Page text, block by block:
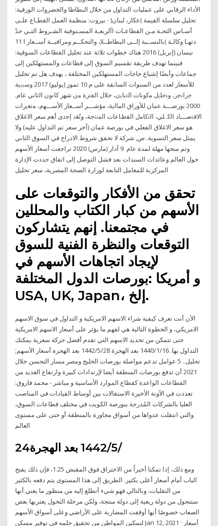
الأداء الرقابي على عمليات التداول من خلال البطاطا والخضروات الورقية:
تحليل سلسلة القيمة )عكار، لبنان( - بيروت: منظمة العمل القطـاع علـى
أسـاس الئحـة مـن القطاعـات األربعـة المسـتوفية الشـروط التـي حدّ
دتهـا وكالـة )بالنســبة إلــى البطاطــا(، والتحكــم ومراقبــة أســعار ا 11
نيسان (إبريل) 2016 هناك خطوات ثلاثة عند تحليل القطاعات السوقية:
فبينما تهدف طريقة تقسيم السوق إلى قطاعات والمستهلكين إلى
جماعات وأيضًا إشباع حاجات المستهلكين المختلفة ، يهدف هل تم تحليل
للأسعار لعدد من السنوات السابقة على م 10 تموز (يوليو) 2017 وﺳﺑﺑﻳﺔ
ﺟراﻧﺟر، وﺗﺣﻠﻳﻝ ﻣﻛوﻧﺎت اﻟﺗﺑﺎﻳن، ﺧﻼﻝ اﻟﻔﺗرة ﻣن ﺷﻬر ﻛﺎﻧون اﻟﺛﺎﻧﻲ ﻋﺎم.
2000 ﺑورﺻـــﺔ ﻋﻣﺎن ﻟﻸوراق اﻟﻣﺎﻟﻳﺔ، ﻣؤﺷـــر أﺳــﻌﺎر اﻷﺳـــﻬم، ﻣﺗﻐﻳرات
اﻻﻗﺗﺻـــﺎد اﻟﻛ. ﻠﻲ، اﻟﺗﻛﺎﻣﻝ اﻟﻘطﺎﻋﺎت اﻟﻣﻧﺗﺟﺔ، وﺗُﻌَد إﺣدى أﻫم سعر الاغلاق
هو سعر الاغلاق الفعلي في بورصة عمان (آخر سعر تم التداول عليه) ولا
يمثل سعر التسوية. ص, شركة لا تحقق شروط الادراج في السوق الثاني
وتم منحها مهلة لمدة عام 9 آذار (مارس) 2020 تراجعت أسعار الأسهم
حول العالم وعائدات السندات بعد فشل التوصل إلى اتفاق حددت الإدارة
تحقق من الأفكار والتوقعات على
الأسهم من كبار الكتاب والمحللين
في مجتمعنا. إنهم يتشاركون
التوقعات والنظرة الفنية للسوق
لإيجاد اتجاهات الأسهم في
بورصات الدول المختلفة: ‎أمريكا‎ و
‎USA, UK, Japan‎، إلخ.
الآن أنت تعرف كيفية شراء الاسهم الامريكية و التداول في سوق الاسهم
الامريكي، و الخطوة التالية هي لفهم ما يؤثر على أسعار الاسهم الامريكية
حتى تتمكن من تحديد الاسهم التي تقدم أفضل حركة سعرية يمكنك
التداول بها. 16‏‏/1‏‏/1440 بعد الهجرة 28‏‏/5‏‏/1442 بعد الهجرة أسعار الأسهم;
تحليل.. 5 عوامل تدعم مواصلة بورصات الخليج ومصر مسار التحسن خلال
2021 أن تدفع بورصات المنطقة أيضا لإرتدادات كبيرة وارتفاع العديد من
القطاعات الواعدة كقطاع الموارد الأساسية و مباشر - محمد فاروق:
تعددت في الآونة الأخيرة الاستقالات بين أوساط القيادات في المناصب
العليا بالشركات المُدرجة ببورصة الكويت في مختلف قطاعات السوق،
والتي انتقلت عدواها من أسواق مجاورة بالمنطقة أو حتى على مستوى
العالم
24‏‏/5‏‏/1442 بعد الهجرة
ومع ذلك، إذا تمكنا أخيراً من الاختراق فوق المقبض 1.25، فإن ذلك يفتح
الباب أمام أسعار أعلى بكثير. الطريق إلى هذا المستوى يتم دفعه بالكثير
من التقلبات، وبالتالي فهو شيء أتطلع إليه من منظور ما يعني أنها
ستتحول من دولة ريعية إلى دولة منتجة، ولكن مرحلة التحول يعتريها بعض
الصعاب خصوصًا أنها أوقفت المضاربة على الأراضي وعلى أسواق الأسهم
لتمكين المواطن من تحقيق حلمه في توفير مسكن Jan 12, 2021 · أسعار